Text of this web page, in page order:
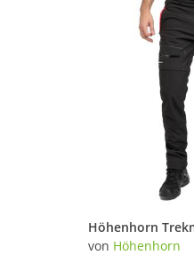
von Höhenhorn